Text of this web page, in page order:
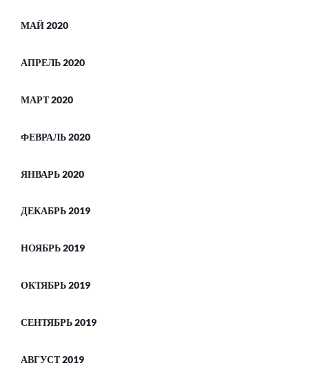
МАЙ 2020
АПРЕЛЬ 2020
МАРТ 2020
ФЕВРАЛЬ 2020
ЯНВАРЬ 2020
ДЕКАБРЬ 2019
НОЯБРЬ 2019
ОКТЯБРЬ 2019
СЕНТЯБРЬ 2019
АВГУСТ 2019